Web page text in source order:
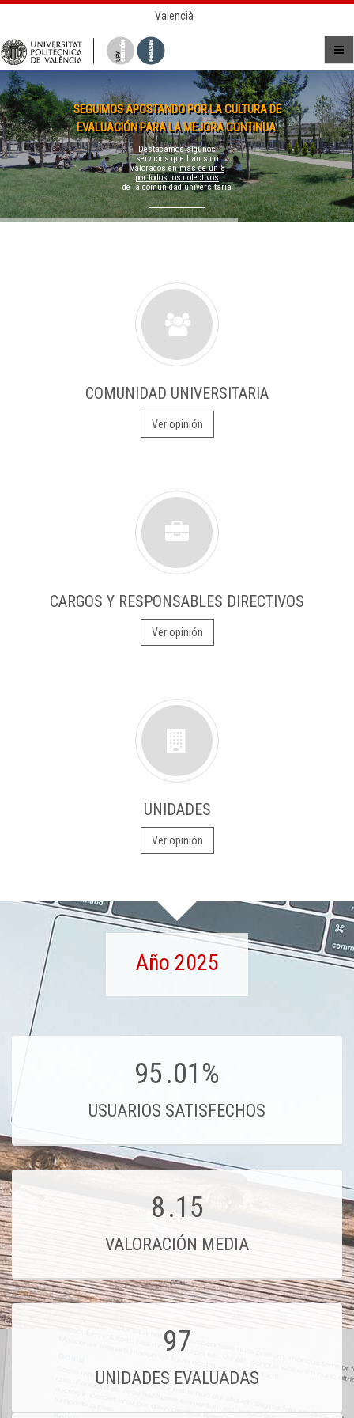
Valencià
SEGUIMOS APOSTANDO POR LA CULTURA DE
EVALUACIÓN PARA LA MEJORA CONTINUA.
Destacamos algunos
servicios que han sido
valorados enmás de un 8
por todos los colectivos
de la comunidad universitaria
COMUNIDAD UNIVERSITARIA
Ver opinión
CARGOS Y RESPONSABLES DIRECTIVOS
Ver opinión
UNIDADES
Ver opinión
Año 2025
95.01%
USUARIOS SATISFECHOS
8.15
VALORACIÓN MEDIA
97
UNIDADES EVALUADAS